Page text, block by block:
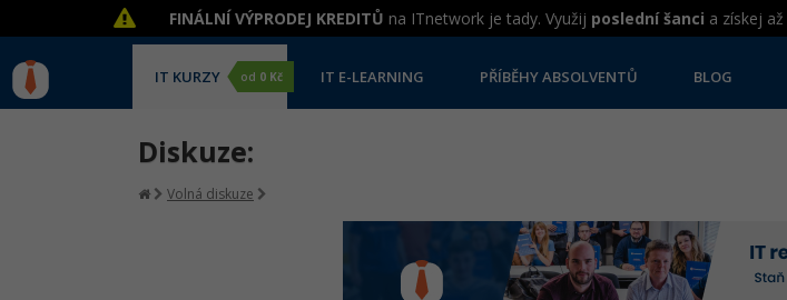
FINÁLNÍ VÝPRODEJ KREDITŮ na ITnetwork je tady. Využij poslední šanci a získej až
IT KURZY od 0 Kč IT E-LEARNING PŘÍBĚHY ABSOLVENTŮ BLOG
Diskuze:
Volná diskuze